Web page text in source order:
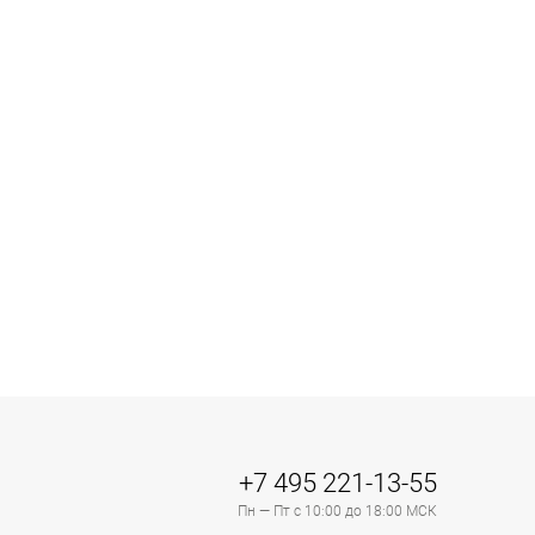
+7 495 221-13-55
Пн — Пт с 10:00 до 18:00 МСК